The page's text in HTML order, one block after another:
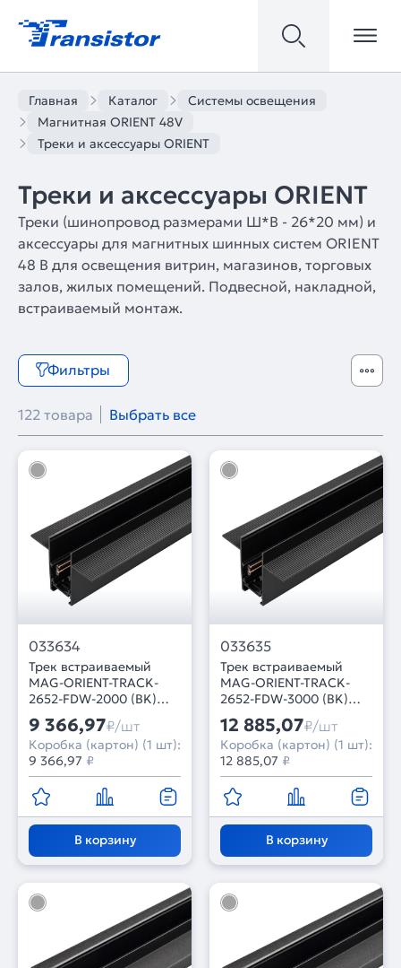
Главная Каталог
Системы освещения
Магнитная ORIENT 48V
Треки и аксессуары ORIENT
Треки и аксессуары ORIENT
Треки (шинопровод размерами Ш*В - 26*20 мм) и
аксессуары для магнитных шинных систем ORIENT
48 В для освещения витрин, магазинов, торговых
залов, жилых помещений. Подвесной, накладной,
встраиваемый монтаж.
Фильтры
122 товара Выбрать все
033634
Трек встраиваемый
MAG-ORIENT-TRACK-
2652-FDW-2000 (BK)
(Arlight, IP20 Металл, 3
года)
9 366,97₽/шт
Коробка (картон) (1 шт):
9 366,97 ₽
В корзину
033635
Трек встраиваемый
MAG-ORIENT-TRACK-
2652-FDW-3000 (BK)
(Arlight, IP20 Металл, 3
года)
12 885,07₽/шт
Коробка (картон) (1 шт):
12 885,07 ₽
В корзину